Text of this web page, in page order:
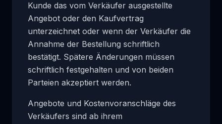
Kunde das vom Verkäufer ausgestellte
Angebot oder den Kaufvertrag
unterzeichnet oder wenn der Verkäufer die
Annahme der Bestellung schriftlich
bestätigt. Spätere Änderungen müssen
schriftlich festgehalten und von beiden
Parteien akzeptiert werden.
Angebote und Kostenvoranschläge des
Verkäufers sind ab ihrem